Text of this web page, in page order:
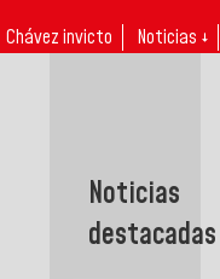
Chávez invicto Noticias ↓
Noticias
destacadas